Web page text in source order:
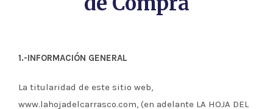
1.-INFORMACIÓN GENERAL
La titularidad de este sitio web,
www.lahojadelcarrasco.com, (en adelante LA HOJA DEL